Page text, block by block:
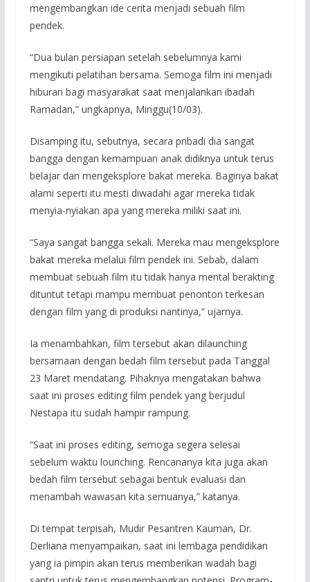
mengembangkan ide cerita menjadi sebuah film
pendek.
“Dua bulan persiapan setelah sebelumnya kami
mengikuti pelatihan bersama. Semoga film ini menjadi
hiburan bagi masyarakat saat menjalankan ibadah
Ramadan,” ungkapnya, Minggu(10/03).
Disamping itu, sebutnya, secara pribadi dia sangat
bangga dengan kemampuan anak didiknya untuk terus
belajar dan mengeksplore bakat mereka. Baginya bakat
alami seperti itu mesti diwadahi agar mereka tidak
menyia-nyiakan apa yang mereka miliki saat ini.
“Saya sangat bangga sekali. Mereka mau mengeksplore
bakat mereka melalui film pendek ini. Sebab, dalam
membuat sebuah film itu tidak hanya mental berakting
dituntut tetapi mampu membuat penonton terkesan
dengan film yang di produksi nantinya,” ujarnya.
Ia menambahkan, film tersebut akan dilaunching
bersamaan dengan bedah film tersebut pada Tanggal
23 Maret mendatang. Pihaknya mengatakan bahwa
saat ini proses editing film pendek yang berjudul
Nestapa itu sudah hampir rampung.
“Saat ini proses editing, semoga segera selesai
sebelum waktu lounching. Rencananya kita juga akan
bedah film tersebut sebagai bentuk evaluasi dan
menambah wawasan kita semuanya,” katanya.
Di tempat terpisah, Mudir Pesantren Kauman, Dr.
Derliana menyampaikan, saat ini lembaga pendidikan
yang ia pimpin akan terus memberikan wadah bagi